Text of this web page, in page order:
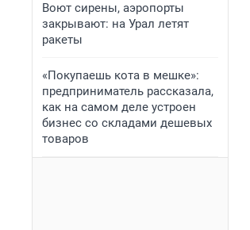
Воют сирены, аэропорты
закрывают: на Урал летят
ракеты
«Покупаешь кота в мешке»:
предприниматель рассказала,
как на самом деле устроен
бизнес со складами дешевых
товаров